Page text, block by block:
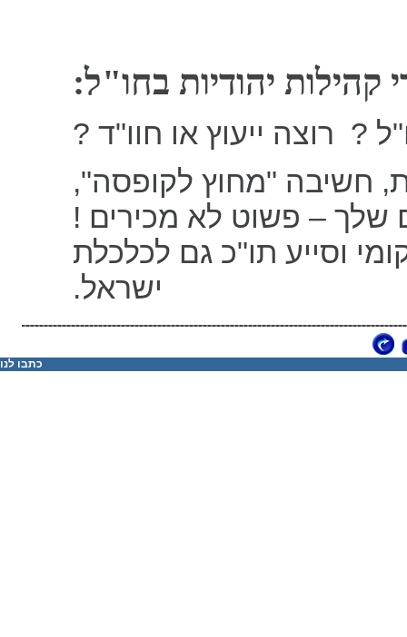
קהילות יהודיות בחו"ל:
? רוצה ייעוץ או חוו"ד ?
חשיבה "מחוץ לקופסה",
שלך – פשוט לא מכירים !
וסייע תו"כ גם לכלכלת
ישראל.
כתבו לנו